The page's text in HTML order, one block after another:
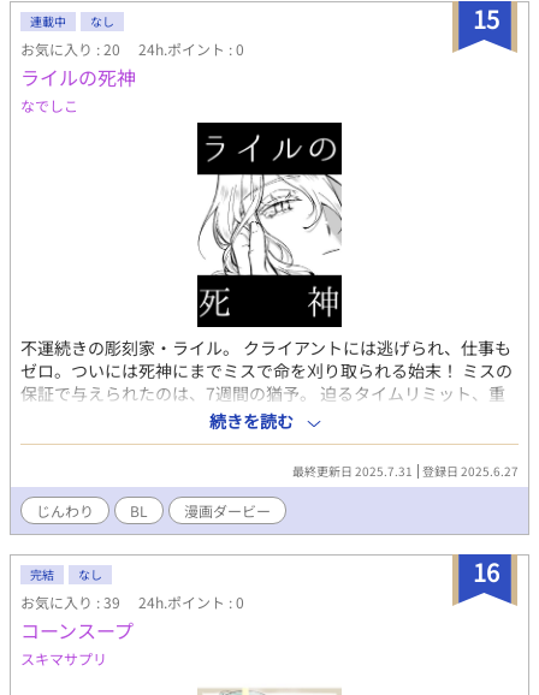
15
連載中 なし
お気に入り : 20 24h.ポイント : 0
ライルの死神
なでしこ
不運続きの彫刻家・ライル。 クライアントには逃げられ、仕事も
ゼロ。ついには死神にまでミスで命を刈り取られる始末！ ミスの
保証で与えられたのは、7週間の猶予。 迫るタイムリミット、重
なる想い、変わっていく死神との距離。 最後に彼が選んだの
は……生か、死か、それとも……。 公開時は下書きですが、その
うち仕上げしたものと差し替えます。
続きを読む
最終更新日 2025.7.31 登録日 2025.6.27
じんわり BL 漫画ダービー
16
完結 なし
お気に入り : 39 24h.ポイント : 0
コーンスープ
スキマサプリ